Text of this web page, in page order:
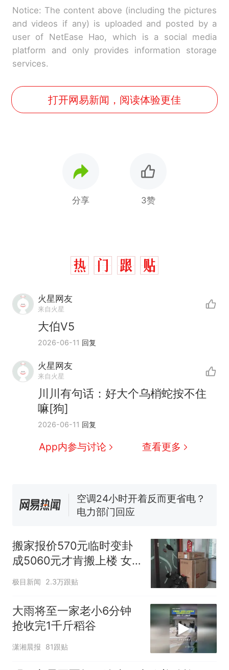
Notice: The content above (including the pictures
and videos if any) is uploaded and posted by a
user of NetEase Hao, which is a social media
platform and only provides information storage
services.
打开网易新闻，阅读体验更佳
分享 3赞
火星网友
来自火星
大伯V5
2026-06-11 回复
火星网友
来自火星
川川有句话：好大个乌梢蛇按不住
嘛[狗]
2026-06-11 回复
App内参与讨论 查看更多
热 那个在床头放菜刀的女孩，
因老师一句“跟我回家”改写了
交5060元才肯搬上楼！女子傻
眼了……
十多万人报名的考试，成绩全
佛山一中学招聘物理教师，笔
试前13名均遭淘汰？教育局：
核查
搜，网友：天塌了！
热 那个在床头放菜刀的女孩，
因老师一句“跟我回家”改写了
人生
搬家报价570元临时变卦
成5060元才肯搬上楼 女
子傻眼
极目新闻 2.3万跟贴
大雨将至一家老小6分钟
抢收完1千斤稻谷
潇湘晨报 81跟贴